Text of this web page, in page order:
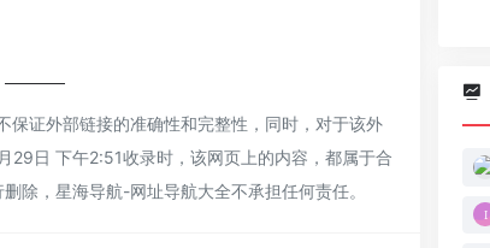
证外部链接的准确性和完整性，同时，对于该外
日 下午2:51收录时，该网页上的内容，都属于合
除，星海导航-网址导航大全不承担任何责任。